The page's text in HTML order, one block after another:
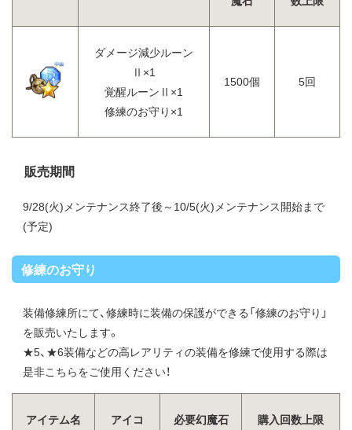
ダメージ減少ルーン
Ⅱ×1
覚醒ルーンⅡ×1
修練のお守り×1
1500個 5回
販売期間
9/28(火)メンテナンス終了後～10/5(火)メンテナンス開始まで
(予定)
修練のお守り
装備修練所にて、修練時に装備の保護ができる「修練のお守り」
を販売いたします。
★5、★6装備などの高レアリティの装備を修練で使用する際は
是非こちらをご使用ください！
アイテム名
アイコ
必要幻魔石 購入回数上限